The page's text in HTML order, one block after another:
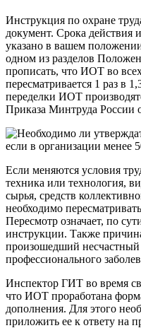
Инструкция по охране
документ. Срока действия
указано в вашем
одном из разделов
прописать, что ИОТ во
пересматривается 1 раз в
переделки ИОТ
Приказа Минтруда России
Если меняются условия
техника или технология,
сырья, средств
необходимо
Пересмотр означает, по
инструкции. Также
произошедший несчастный
профессионального
Инспектор ГИТ во время
что ИОТ проработана
дополнения. Для этого
приложить ее к ответу на